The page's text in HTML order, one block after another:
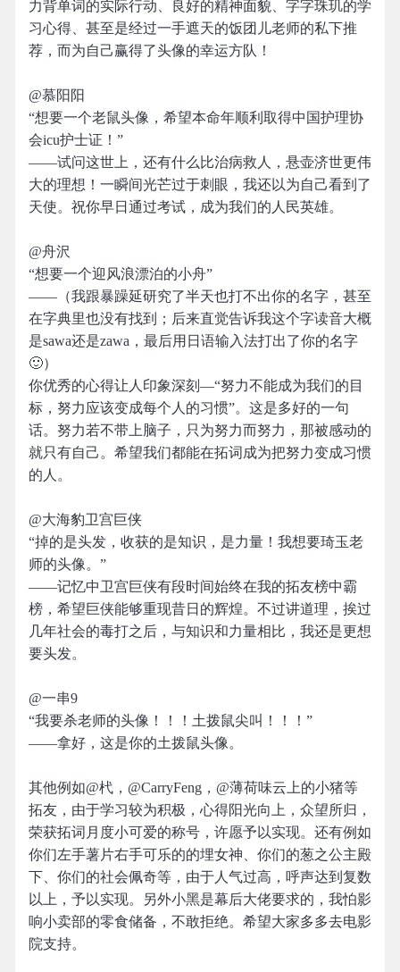
力背单词的实际行动、良好的精神面貌、字字珠玑的学
习心得、甚至是经过一手遮天的饭团儿老师的私下推
荐，而为自己赢得了头像的幸运方队！
@慕阳阳
“想要一个老鼠头像，希望本命年顺利取得中国护理协
会icu护士证！”
——试问这世上，还有什么比治病救人，悬壶济世更伟
大的理想！一瞬间光芒过于刺眼，我还以为自己看到了
天使。祝你早日通过考试，成为我们的人民英雄。
@舟沢
“想要一个迎风浪漂泊的小舟”
——（我跟暴躁延研究了半天也打不出你的名字，甚至
在字典里也没有找到；后来直觉告诉我这个字读音大概
是sawa还是zawa，最后用日语输入法打出了你的名字
🙂）
你优秀的心得让人印象深刻—“努力不能成为我们的目
标，努力应该变成每个人的习惯”。这是多好的一句
话。努力若不带上脑子，只为努力而努力，那被感动的
就只有自己。希望我们都能在拓词成为把努力变成习惯
的人。
@大海豹卫宫巨侠
“掉的是头发，收获的是知识，是力量！我想要琦玉老
师的头像。”
——记忆中卫宫巨侠有段时间始终在我的拓友榜中霸
榜，希望巨侠能够重现昔日的辉煌。不过讲道理，挨过
几年社会的毒打之后，与知识和力量相比，我还是更想
要头发。
@一串9
“我要杀老师的头像！！！土拨鼠尖叫！！！”
——拿好，这是你的土拨鼠头像。
其他例如@杙，@CarryFeng，@薄荷味云上的小猪等
拓友，由于学习较为积极，心得阳光向上，众望所归，
荣获拓词月度小可爱的称号，许愿予以实现。还有例如
你们左手薯片右手可乐的的埋女神、你们的葱之公主殿
下、你们的社会佩奇等，由于人气过高，呼声达到复数
以上，予以实现。另外小黑是幕后大佬要求的，我怕影
响小卖部的零食储备，不敢拒绝。希望大家多多去电影
院支持。